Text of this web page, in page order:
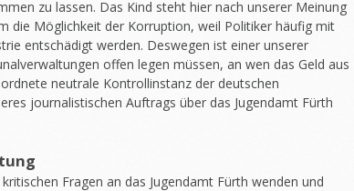
zu lassen. Das Kind steht hier nach unserer Meinung
die Möglichkeit der Korruption, weil Politiker häufig mit
entschädigt werden. Deswegen ist einer unserer
offen legen müssen, an wen das Geld aus
neutrale Kontrollinstanz der deutschen
journalistischen Auftrags über das Jugendamt Fürth
Fragen an das Jugendamt Fürth wenden und